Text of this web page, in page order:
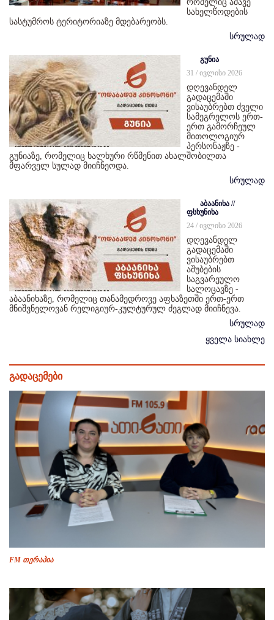
რომელიც ამავე
სახელწოდების
სასტუმროს ტერიტორიაზე მდებარეობს.
სრულად
გუნია
31 / ივლისი 2026
დღევანდელ
გადაცემაში
ვისაუბრებთ ძველი
სამეგრელოს ერთ-
ერთ გამორჩეულ
მითოლოგიურ
პერსონაჟზე -
გუნიაზე, რომელიც ხალხური რწმენით ახალშობილთა
მფარველ სულად მიიჩნეოდა.
სრულად
აბაანიხა //
ფსხუნიხა
24 / ივლისი 2026
დღევანდელ
გადაცემაში
ვისაუბრებთ
აშუბების
საგვარეულო
სალოცავზე -
აბაანიხაზე, რომელიც თანამედროვე აფხაზეთში ერთ-ერთ
მნიშვნელოვან რელიგიურ-კულტურულ ძეგლად მიიჩნევა.
სრულად
ყველა სიახლე
გადაცემები
FM თერაპია